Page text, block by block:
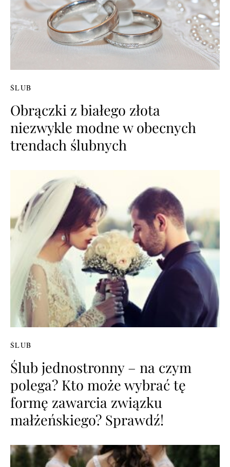
ŚLUB
Obrączki z białego złota
niezwykle modne w obecnych
trendach ślubnych
ŚLUB
Ślub jednostronny – na czym
polega? Kto może wybrać tę
formę zawarcia związku
małżeńskiego? Sprawdź!